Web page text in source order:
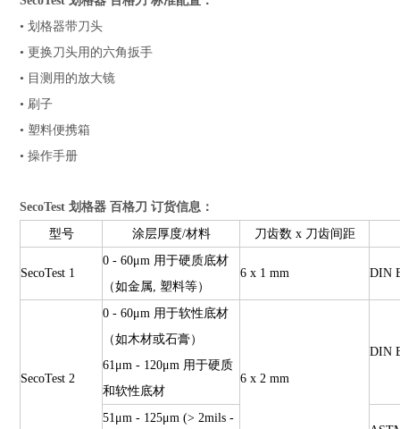
• 划格器带刀头
• 更换刀头用的六角扳手
• 目测用的放大镜
• 刷子
• 塑料便携箱
• 操作手册
SecoTest 划格器 百格刀 订货信息：
型号
涂层厚度/材料 刀齿数 x 刀齿间距
SecoTest 1
0 - 60μm 用于硬质底材
（如金属, 塑料等）
6 x 1 mm DIN
SecoTest 2
0 - 60μm 用于软性底材
（如木材或石膏）
61μm - 120μm 用于硬质
和软性底材
6 x 2 mm
DIN
51μm - 125μm (> 2mils -